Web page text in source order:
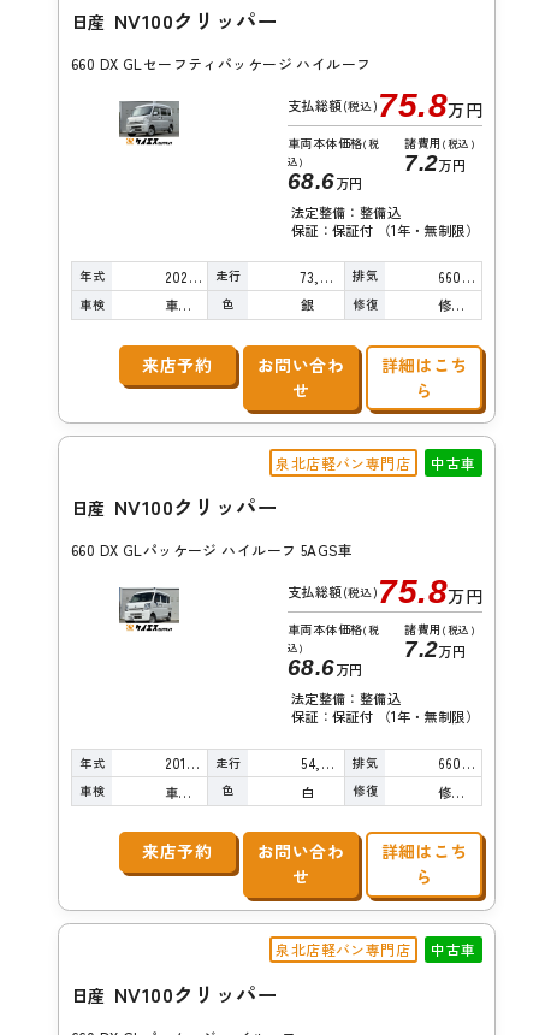
日産 NV100クリッパー
660 DX GLセーフティパッケージ ハイルーフ
支払総額(税込) 75.8万円
車両本体価格(税
込)
68.6万円
諸費用 (税込)
7.2万円
法定整備：整備込
保証：保証付 （1年・無制限）
年式 2021年 走行 73,000km 排気 660cc
車検 車検整備付 色 銀 修復 修復歴無し
来店予約
お問い合わ
せ
詳細はこち
ら
泉北店軽バン専門店 中古車
日産 NV100クリッパー
660 DX GLパッケージ ハイルーフ 5AGS車
支払総額(税込) 75.8万円
車両本体価格(税
込)
68.6万円
諸費用 (税込)
7.2万円
法定整備：整備込
保証：保証付 （1年・無制限）
年式 2018年 走行 54,000km 排気 660cc
車検 車検整備付 色 白 修復 修復歴無し
来店予約
お問い合わ
せ
詳細はこち
ら
泉北店軽バン専門店 中古車
日産 NV100クリッパー